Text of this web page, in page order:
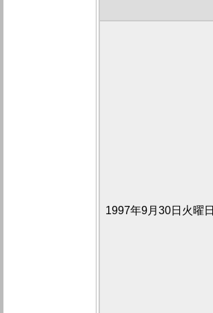
1997年9月30日火曜日